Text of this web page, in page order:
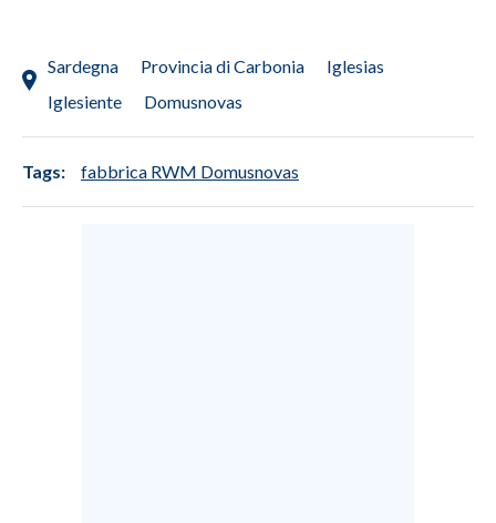
Sardegna Provincia di Carbonia
Iglesias
Iglesiente
Domusnovas
Tags: fabbrica RWM Domusnovas